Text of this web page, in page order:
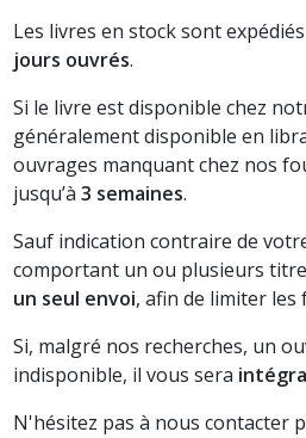
Les livres en stock sont
jours ouvrés.
Si le livre est disponible chez
généralement disponible en
ouvrages manquant chez nos
jusqu’à 3 semaines.
Sauf indication contraire de
comportant un ou plusieurs
un seul envoi, afin de limiter les
Si, malgré nos recherches, un
indisponible, il vous sera
N'hésitez pas à nous contacter